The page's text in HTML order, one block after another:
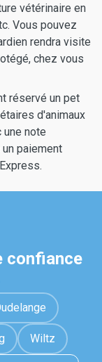
vétérinaire en
Vous pouvez
rendra visite
chez vous
réservé un pet
d'animaux
une note
paiement
confiance
Wiltz